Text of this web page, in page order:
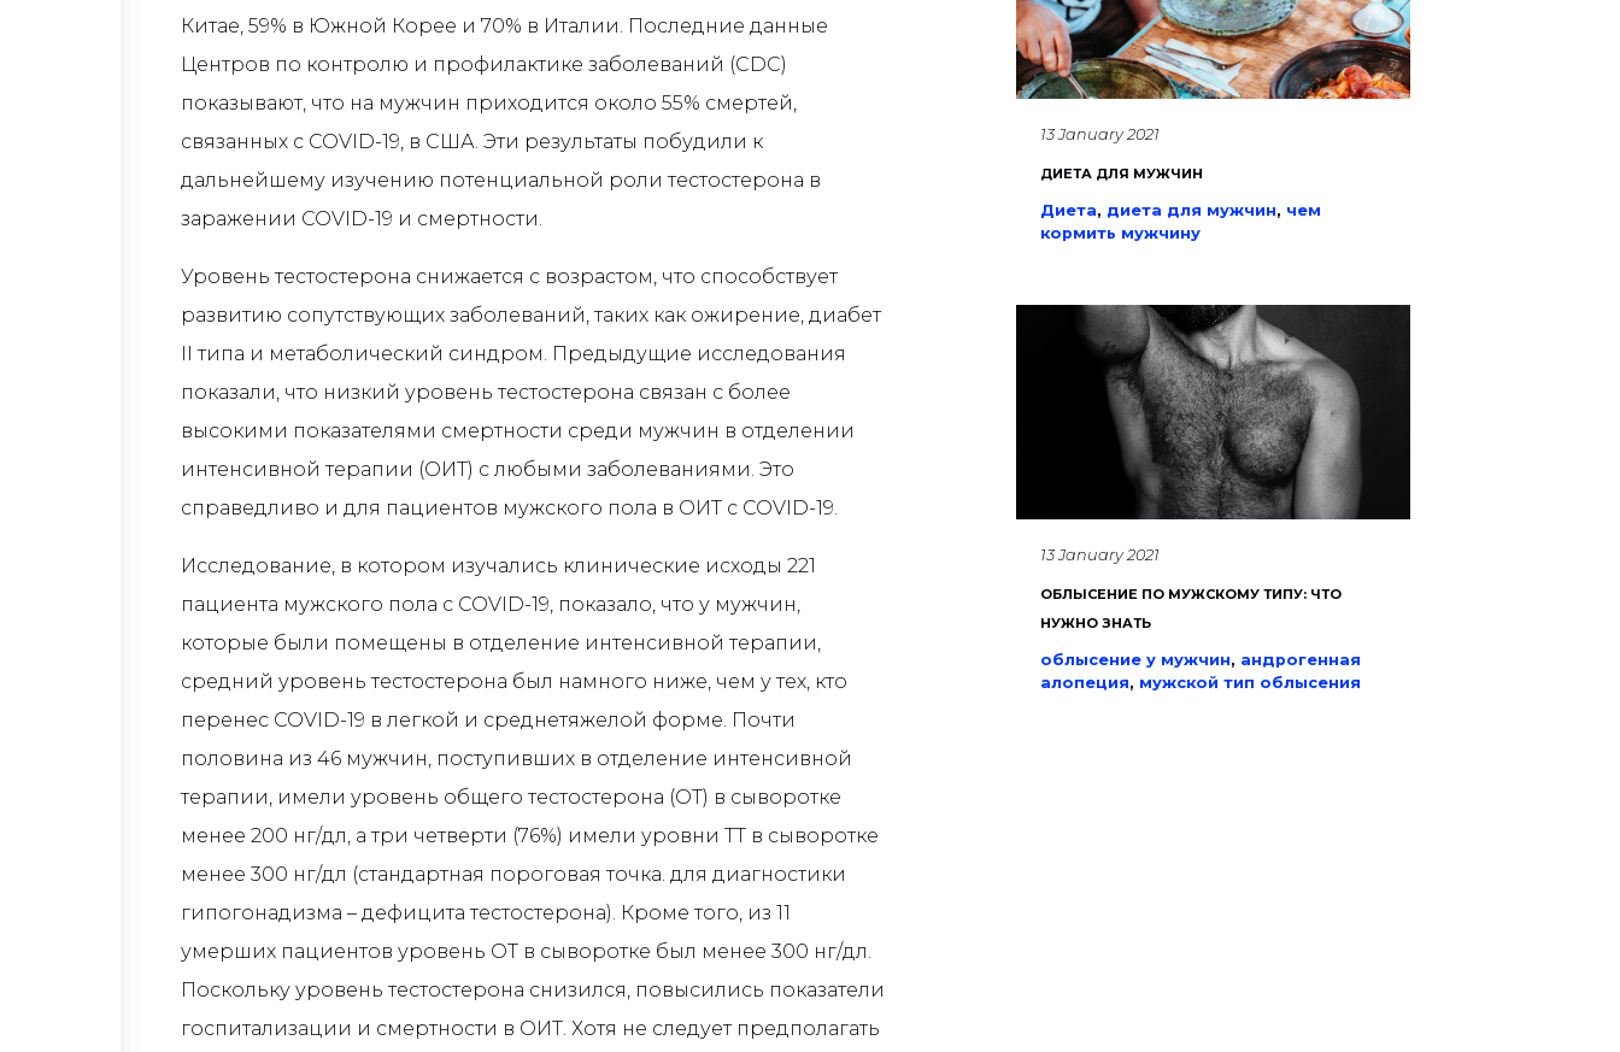
Китае, 59% в Южной Корее и 70% в Италии. Последние данные
Центров по контролю и профилактике заболеваний (CDC)
показывают, что на мужчин приходится около 55% смертей,
связанных с COVID-19, в США. Эти результаты побудили к
дальнейшему изучению потенциальной роли тестостерона в
заражении COVID-19 и смертности.
Уровень тестостерона снижается с возрастом, что способствует
развитию сопутствующих заболеваний, таких как ожирение, диабет
II типа и метаболический синдром. Предыдущие исследования
показали, что низкий уровень тестостерона связан с более
высокими показателями смертности среди мужчин в отделении
интенсивной терапии (ОИТ) с любыми заболеваниями. Это
справедливо и для пациентов мужского пола в ОИТ с COVID-19.
Исследование, в котором изучались клинические исходы 221
пациента мужского пола с COVID-19, показало, что у мужчин,
которые были помещены в отделение интенсивной терапии,
средний уровень тестостерона был намного ниже, чем у тех, кто
перенес COVID-19 в легкой и среднетяжелой форме. Почти
половина из 46 мужчин, поступивших в отделение интенсивной
терапии, имели уровень общего тестостерона (ОТ) в сыворотке
менее 200 нг/дл, а три четверти (76%) имели уровни ТТ в сыворотке
менее 300 нг/дл (стандартная пороговая точка. для диагностики
гипогонадизма – дефицита тестостерона). Кроме того, из 11
умерших пациентов уровень ОТ в сыворотке был менее 300 нг/дл.
Поскольку уровень тестостерона снизился, повысились показатели
госпитализации и смертности в ОИТ. Хотя не следует предполагать
13 January 2021
ДИЕТА ДЛЯ МУЖЧИН
Диета, диета для мужчин, чем
кормить мужчину
13 January 2021
ОБЛЫСЕНИЕ ПО МУЖСКОМУ ТИПУ: ЧТО
НУЖНО ЗНАТЬ
облысение у мужчин, андрогенная
алопеция, мужской тип облысения